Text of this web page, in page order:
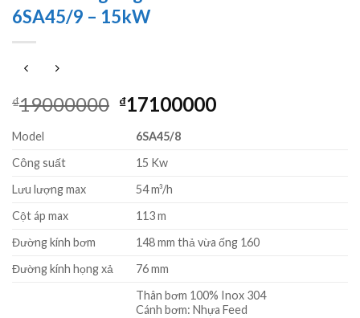
6SA45/9 – 15kW
₫19000000 Giá
là:
₫19000000.
₫17100000Giá
Model
6SA45/8
Công suất
15 Kw
Lưu lượng max
54 m³/h
Cột áp max
113 m
Đường kính bơm
148 mm thả vừa ống 160
Đường kính họng xả
76 mm
Thân bơm 100% Inox 304
Cánh bơm: Nhựa Feed